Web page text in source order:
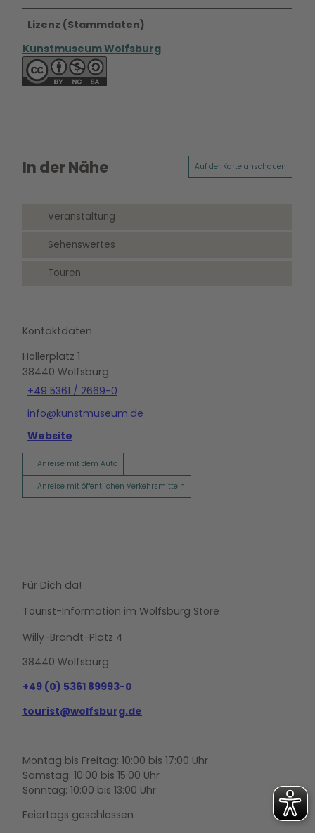
Lizenz (Stammdaten)
Kunstmuseum Wolfsburg
In der Nähe Auf der Karte anschauen
Veranstaltung
Sehenswertes
Touren
Kontaktdaten
Hollerplatz 1
38440 Wolfsburg
+49 5361 / 2669-0
info@kunstmuseum.de
Website
Anreise mit dem Auto
Anreise mit öffentlichen Verkehrsmitteln
Für Dich da!
Tourist-Information im Wolfsburg Store
Willy-Brandt-Platz 4
38440 Wolfsburg
+49 (0) 5361 89993-0
tourist@wolfsburg.de
Montag bis Freitag: 10:00 bis 17:00 Uhr
Samstag: 10:00 bis 15:00 Uhr
Sonntag: 10:00 bis 13:00 Uhr
Feiertags geschlossen